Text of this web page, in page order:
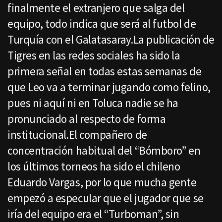
finalmente el extranjero que salga del
equipo, todo indica que será al futbol de
Turquía con el Galatasaray.La publicación de
Tigres en las redes sociales ha sido la
primera señal en todas estas semanas de
que Leo va a terminar jugando como felino,
pues ni aquí ni en Toluca nadie se ha
pronunciado al respecto de forma
institucional.El compañero de
concentración habitual del “Bómboro” en
los últimos torneos ha sido el chileno
Eduardo Vargas, por lo que mucha gente
empezó a especular que el jugador que se
iría del equipo era el “Turboman”, sin